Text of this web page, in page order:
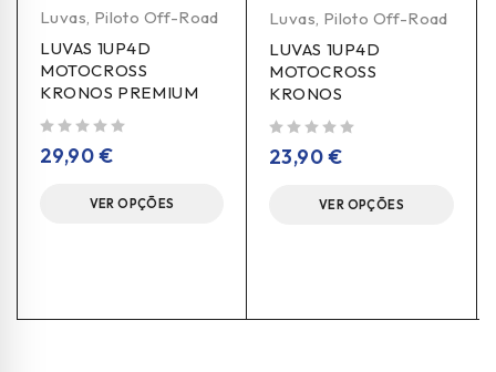
Luvas, Piloto Off-Road
LUVAS 1UP4D
MOTOCROSS
KRONOS PREMIUM
29,90€
VER OPÇÕES
Luvas, Piloto Off-Road
LUVAS 1UP4D
MOTOCROSS
KRONOS
23,90€
VER OPÇÕES